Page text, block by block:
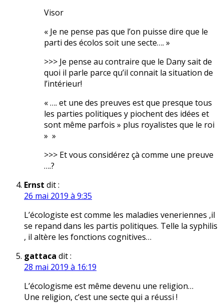
Visor
« Je ne pense pas que l’on puisse dire que le
parti des écolos soit une secte…. »
>>> Je pense au contraire que le Dany sait de
quoi il parle parce qu’il connait la situation de
l’intérieur!
« …. et une des preuves est que presque tous
les parties politiques y piochent des idées et
sont même parfois » plus royalistes que le roi
» »
>>> Et vous considérez çà comme une preuve
….?
Ernst dit :
26 mai 2019 à 9:35
L’écologiste est comme les maladies veneriennes ,il
se repand dans les partis politiques. Telle la syphilis
, il altère les fonctions cognitives…
gattaca dit :
28 mai 2019 à 16:19
L’écologisme est même devenu une religion…
Une religion, c’est une secte qui a réussi !